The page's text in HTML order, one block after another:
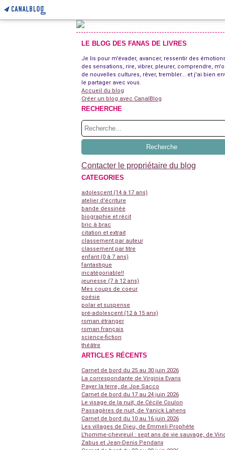
LE BLOG DES FANAS DE LIVRES
Je lis pour m'évader, avancer, ressentir des
des sensations, rire, vibrer, pleurer, comprendre,
de nouvelles cultures, rêver, trembler... et j'ai bien
le partager avec vous.
Accueil du blog
Créer un blog avec CanalBlog
RECHERCHE
Contacter le propriétaire du blog
CATEGORIES
adolescent (14 à 17 ans)
atelier d'écriture
bande dessinée
biographie et récit
bric à brac
citation et extrait
classement par auteur
classement par titre
enfant (0 à 7 ans)
fantastique
incatégoriable!!
jeunesse (7 à 12 ans)
Mes coups de coeur
poésie
polar et suspense
pré-adolescent (12 à 15 ans)
roman étranger
roman français
science-fiction
théâtre
ARTICLES RÉCENTS
Carnet de bord du 25 au 30 juin 2026
La correspondante de Virginia Evans
Payer la terre, de Joe Sacco
Carnet de bord du 17 au 24 juin 2026
Le visage de la nuit, de Cécile Coulon
Passagères de nuit, de Yanick Lahens
Carnet de bord du 10 au 16 juin 2026
Les villages de Dieu, de Emmeli Prophète
L'homme-chevreuil : sept ans de vie sauvage, de
Zabus et Jean-Denis Pendanx